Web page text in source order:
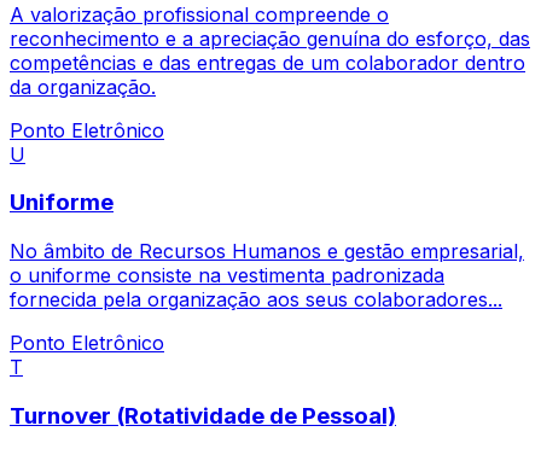
A valorização profissional compreende o
reconhecimento e a apreciação genuína do esforço, das
competências e das entregas de um colaborador dentro
da organização.
Ponto Eletrônico
U
Uniforme
No âmbito de Recursos Humanos e gestão empresarial,
o uniforme consiste na vestimenta padronizada
fornecida pela organização aos seus colaboradores...
Ponto Eletrônico
T
Turnover (Rotatividade de Pessoal)